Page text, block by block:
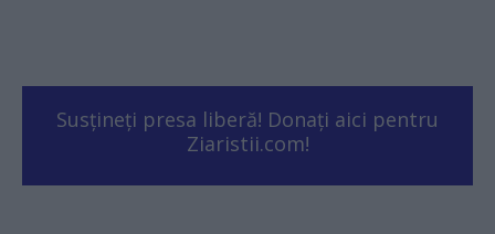
Susțineți presa liberă! Donați aici pentru
Ziaristii.com!